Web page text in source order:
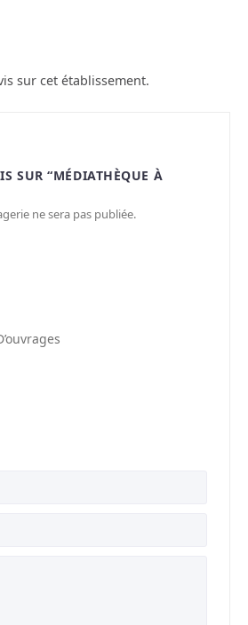
sur cet établissement.
SUR “MÉDIATHÈQUE À
ne sera pas publiée.